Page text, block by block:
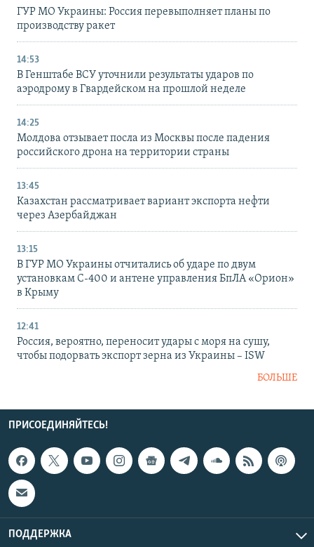
ГУР МО Украины: Россия перевыполняет планы по
производству ракет
14:53
В Генштабе ВСУ уточнили результаты ударов по
аэродрому в Гвардейском на прошлой неделе
14:25
Молдова отзывает посла из Москвы после падения
российского дрона на территории страны
13:45
Казахстан рассматривает вариант экспорта нефти
через Азербайджан
13:15
В ГУР МО Украины отчитались об ударе по двум
установкам С-400 и антене управления БпЛА «Орион»
в Крыму
12:41
Россия, вероятно, переносит удары с моря на сушу,
чтобы подорвать экспорт зерна из Украины – ISW
БОЛЬШЕ
ПРИСОЕДИНЯЙТЕСЬ!
ПОДДЕРЖКА